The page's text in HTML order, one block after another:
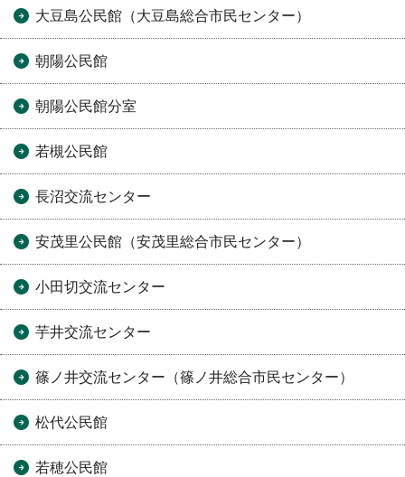
大豆島公民館（大豆島総合市民センター）
朝陽公民館
朝陽公民館分室
若槻公民館
長沼交流センター
安茂里公民館（安茂里総合市民センター）
小田切交流センター
芋井交流センター
篠ノ井交流センター（篠ノ井総合市民センター）
松代公民館
若穂公民館